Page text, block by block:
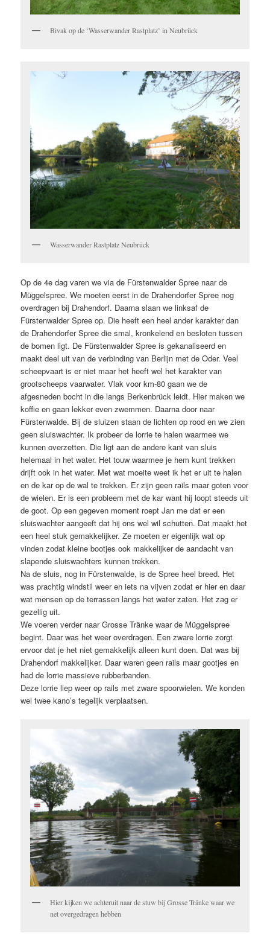
Bivak op de ‘Wasserwander Rastplatz’ in Neubrück
Wasserwander Rastplatz Neubrück
Op de 4e dag varen we via de Fürstenwalder Spree naar de
Müggelspree. We moeten eerst in de Drahendorfer Spree nog
overdragen bij Drahendorf. Daarna slaan we linksaf de
Fürstenwalder Spree op. Die heeft een heel ander karakter dan
de Drahendorfer Spree die smal, kronkelend en besloten tussen
de bomen ligt. De Fürstenwalder Spree is gekanaliseerd en
maakt deel uit van de verbinding van Berlijn met de Oder. Veel
scheepvaart is er niet maar het heeft wel het karakter van
grootscheeps vaarwater. Vlak voor km-80 gaan we de
afgesneden bocht in die langs Berkenbrück leidt. Hier maken we
koffie en gaan lekker even zwemmen. Daarna door naar
Fürstenwalde. Bij de sluizen staan de lichten op rood en we zien
geen sluiswachter. Ik probeer de lorrie te halen waarmee we
kunnen overzetten. Die ligt aan de andere kant van sluis
helemaal in het water. Het touw waarmee je hem kunt trekken
drijft ook in het water. Met wat moeite weet ik het er uit te halen
en de kar op de wal te trekken. Er zijn geen rails maar goten voor
de wielen. Er is een probleem met de kar want hij loopt steeds uit
de goot. Op een gegeven moment roept Jan me dat er een
sluiswachter aangeeft dat hij ons wel wil schutten. Dat maakt het
een heel stuk gemakkelijker. Ze moeten er eigenlijk wat op
vinden zodat kleine bootjes ook makkelijker de aandacht van
slapende sluiswachters kunnen trekken.
Na de sluis, nog in Fürstenwalde, is de Spree heel breed. Het
was prachtig windstil weer en iets na vijven zodat er hier en daar
wat mensen op de terrassen langs het water zaten. Het zag er
gezellig uit.
We voeren verder naar Grosse Tränke waar de Müggelspree
begint. Daar was het weer overdragen. Een zware lorrie zorgt
ervoor dat je het niet gemakkelijk alleen kunt doen. Dat was bij
Drahendorf makkelijker. Daar waren geen rails maar gootjes en
had de lorrie massieve rubberbanden.
Deze lorrie liep weer op rails met zware spoorwielen. We konden
wel twee kano’s tegelijk verplaatsen.
Hier kijken we achteruit naar de stuw bij Grosse Tränke waar we
net overgedragen hebben